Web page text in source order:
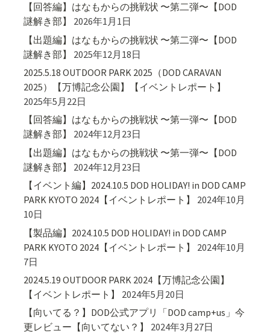
【回答編】はなもからの挑戦状 〜第二弾〜【DOD
謎解き部】
2026年1月1日
【出題編】はなもからの挑戦状 〜第二弾〜【DOD
謎解き部】
2025年12月18日
2025.5.18 OUTDOOR PARK 2025（DOD CARAVAN
2025）【万博記念公園】【イベントレポート】
2025年5月22日
【回答編】はなもからの挑戦状 〜第一弾〜【DOD
謎解き部】
2024年12月23日
【出題編】はなもからの挑戦状 〜第一弾〜【DOD
謎解き部】
2024年12月23日
【イベント編】2024.10.5 DOD HOLIDAY! in DOD CAMP
PARK KYOTO 2024【イベントレポート】
2024年10月
10日
【製品編】2024.10.5 DOD HOLIDAY! in DOD CAMP
PARK KYOTO 2024【イベントレポート】
2024年10月
7日
2024.5.19 OUTDOOR PARK 2024【万博記念公園】
【イベントレポート】
2024年5月20日
【向いてる？】DOD公式アプリ「DOD camp+us」今
更レビュー【向いてない？】
2024年3月27日